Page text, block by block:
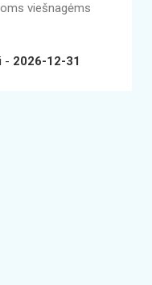
viešnagėms
- 2026-12-31